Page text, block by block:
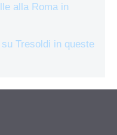
alla Roma in
Tresoldi in queste